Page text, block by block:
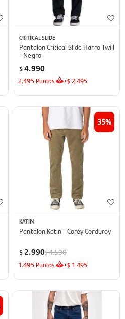
CRITICAL SLIDE
Pantalon Critical Slide Harro Twill
- Negro
$4.990
2.495 Puntos +$ 2.495
35
KATIN
Pantalon Katin - Corey Corduroy
$ 2.990$4.590
1.495 Puntos +$ 1.495